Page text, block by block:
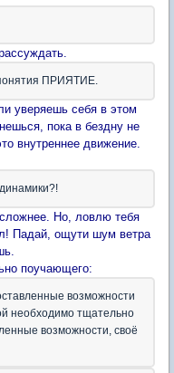
ПРИЯТИЕ.
уверяешь себя в этом
пока в бездну не
внутреннее движение.
Но, ловлю тебя
Падай, ощути шум ветра
поучающего:
возможности
необходимо тщательно
возможности, своё